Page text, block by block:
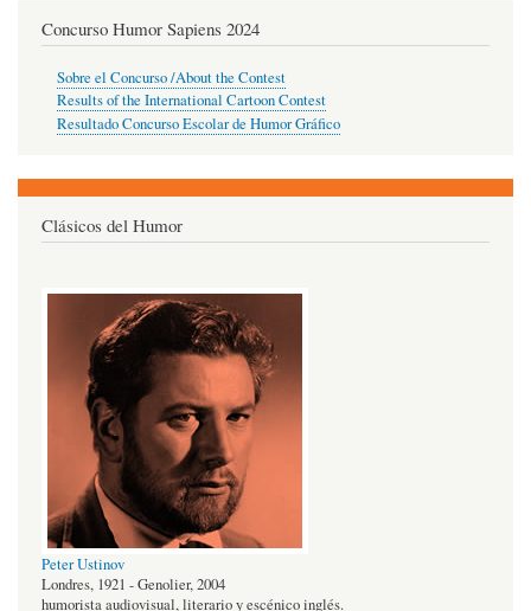
Concurso Humor Sapiens 2024
Sobre el Concurso /About the Contest
Results of the International Cartoon Contest
Resultado Concurso Escolar de Humor Gráfico
Clásicos del Humor
Peter Ustinov
Londres, 1921 - Genolier, 2004
humorista audiovisual, literario y escénico inglés.